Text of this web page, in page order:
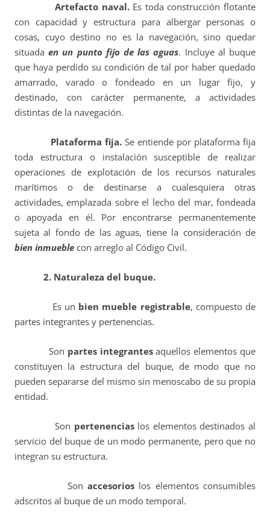
Artefacto naval. Es toda construcción flotante
con capacidad y estructura para albergar personas o
cosas, cuyo destino no es la navegación, sino quedar
situadaen un punto fijo de las aguas. Incluye al buque
que haya perdido su condición de tal por haber quedado
amarrado, varado o fondeado en un lugar fijo, y
destinado, con carácter permanente, a actividades
distintas de la navegación.
Plataforma fija. Se entiende por plataforma fija
toda estructura o instalación susceptible de realizar
operaciones de explotación de los recursos naturales
marítimos o de destinarse a cualesquiera otras
actividades, emplazada sobre el lecho del mar, fondeada
o apoyada en él. Por encontrarse permanentemente
sujeta al fondo de las aguas, tiene la consideración de
bien inmueble con arreglo al Código Civil.
2. Naturaleza del buque.
Es un bien mueble registrable, compuesto de
partes integrantes y pertenencias.
Son partes integrantesaquellos elementos que
constituyen la estructura del buque, de modo que no
pueden separarse del mismo sin menoscabo de su propia
entidad.
Son pertenenciaslos elementos destinados al
servicio del buque de un modo permanente, pero que no
integran su estructura.
Sonaccesorios los elementos consumibles
adscritos al buque de un modo temporal.